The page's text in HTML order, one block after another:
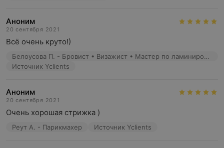
Аноним
20 сентября 2021
Всё очень круто!)
Белоусова П. - Бровист • Визажист • Мастер по ламинированию ресниц • Мастер перманентного макияжа
Источник Yclients
Аноним
20 сентября 2021
Очень хорошая стрижка )
Реут А. - Парикмахер Источник Yclients